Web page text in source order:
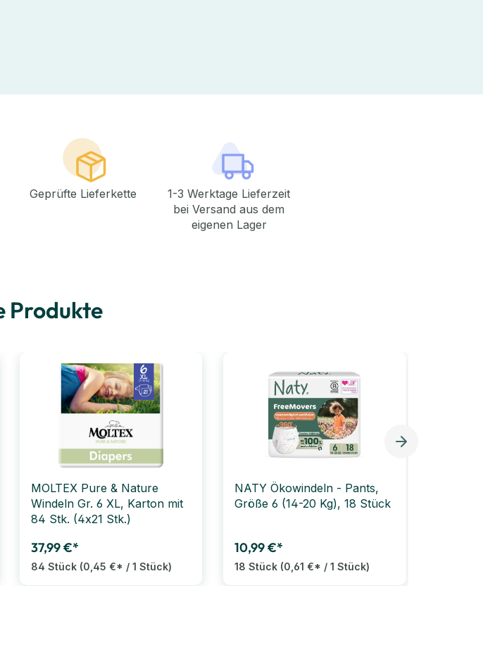
Geprüfte Lieferkette
1-3 Werktage Lieferzeit
bei Versand aus dem
eigenen Lager
Produkte
MOLTEX Pure & Nature
Windeln Gr. 6 XL, Karton mit
84 Stk. (4x21 Stk.)
37,99 €*
84 Stück (0,45 €* / 1 Stück)
NATY Ökowindeln - Pants,
Größe 6 (14-20 Kg), 18 Stück
10,99 €*
18 Stück (0,61 €* / 1 Stück)